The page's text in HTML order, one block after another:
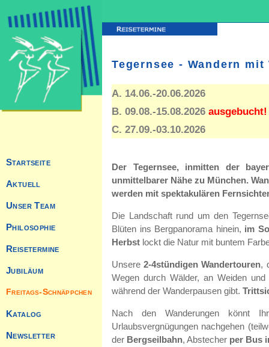
Tegernsee - Wandern
A. 14.06.-20.06.2026
B. 09.08.-15.08.2026
C. 27.09.-03.10.2026
Der Tegernsee, inmitten der
unmittelbarer Nähe zu München.
werden mit spektakulären
Die Landschaft rund um den
Blüten ins Bergpanorama hinein, im
Herbst lockt die Natur mit buntem
Unsere2-4stündigen Wandertouren,
Wegen durch Wälder, an Weiden
während der Wanderpausen gibt.
Nach den Wanderungen
Urlaubsvergnügungen nachgehen
der Bergseilbahn, Abstecher per Bus